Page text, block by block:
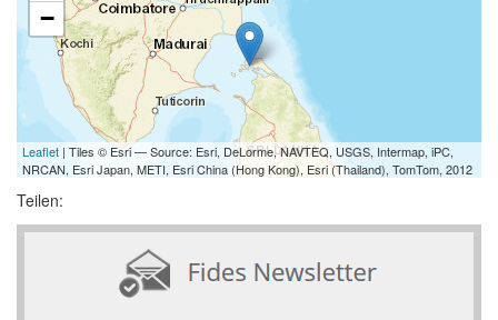
−
Leaflet | Tiles © Esri — Source: Esri, DeLorme, NAVTEQ, USGS, Intermap, iPC,
NRCAN, Esri Japan, METI, Esri China (Hong Kong), Esri (Thailand), TomTom, 2012
Teilen: